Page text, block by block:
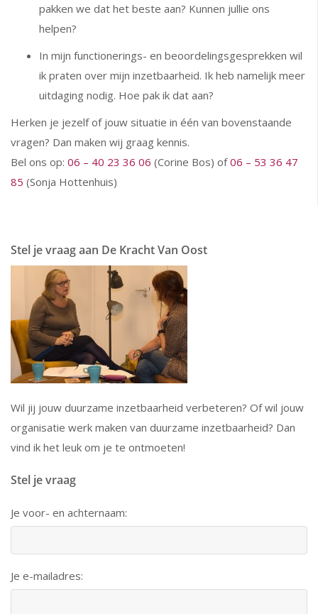
pakken we dat het beste aan? Kunnen jullie ons
helpen?
In mijn functionerings- en beoordelingsgesprekken wil
ik praten over mijn inzetbaarheid. Ik heb namelijk meer
uitdaging nodig. Hoe pak ik dat aan?
Herken je jezelf of jouw situatie in één van bovenstaande
vragen? Dan maken wij graag kennis.
Bel ons op: 06 – 40 23 36 06 (Corine Bos) of06 – 53 36 47
85 (Sonja Hottenhuis)
Stel je vraag aan De Kracht Van Oost
Wil jij jouw duurzame inzetbaarheid verbeteren? Of wil jouw
organisatie werk maken van duurzame inzetbaarheid? Dan
vind ik het leuk om je te ontmoeten!
Stel je vraag
Je voor- en achternaam:
Je e-mailadres: